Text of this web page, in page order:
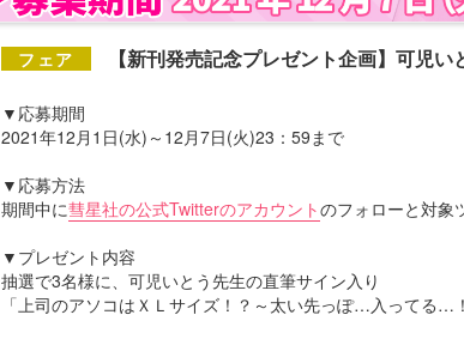
【新刊発売記念プレゼント企画】可児
▼応募期間
2021年12月1日(水)～12月7日(火)23：59まで
▼応募方法
期間中に彗星社の公式Twitterのアカウントのフォローと対象
▼プレゼント内容
抽選で3名様に、可児いとう先生の直筆サイン入り
「上司のアソコはＸＬサイズ！？～太い先っぽ…入ってる…